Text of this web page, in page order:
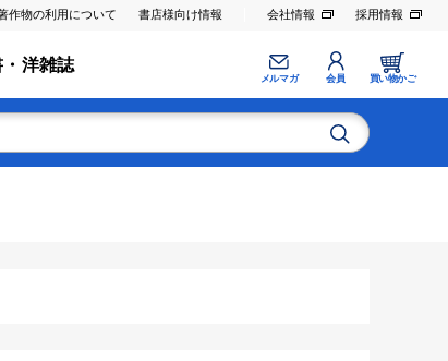
作物の利用について 書店様向け情報 会社情報 採用情報
・洋雑誌
メルマガ 会員 買い物かご